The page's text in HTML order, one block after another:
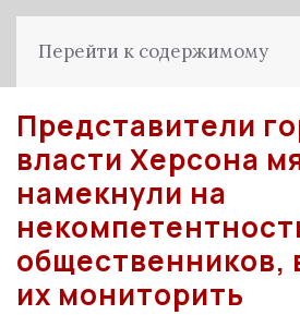
Перейти к содержимому
Представители
власти Херсона
намекнули на
общественников,
их мониторить